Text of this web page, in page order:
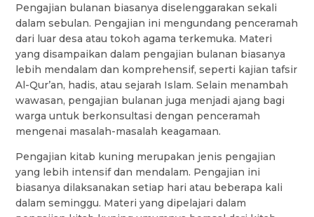
Pengajian bulanan biasanya diselenggarakan sekali
dalam sebulan. Pengajian ini mengundang penceramah
dari luar desa atau tokoh agama terkemuka. Materi
yang disampaikan dalam pengajian bulanan biasanya
lebih mendalam dan komprehensif, seperti kajian tafsir
Al-Qur’an, hadis, atau sejarah Islam. Selain menambah
wawasan, pengajian bulanan juga menjadi ajang bagi
warga untuk berkonsultasi dengan penceramah
mengenai masalah-masalah keagamaan.
Pengajian kitab kuning merupakan jenis pengajian
yang lebih intensif dan mendalam. Pengajian ini
biasanya dilaksanakan setiap hari atau beberapa kali
dalam seminggu. Materi yang dipelajari dalam